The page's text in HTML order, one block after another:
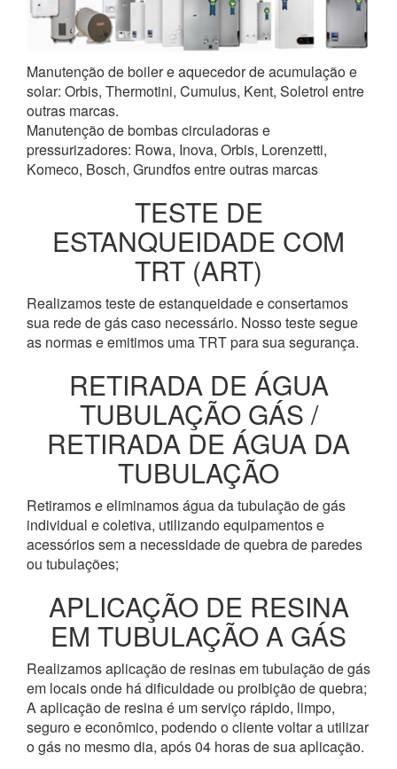
Manutenção de boiler e aquecedor de acumulação e
solar: Orbis, Thermotini, Cumulus, Kent, Soletrol entre
outras marcas.
Manutenção de bombas circuladoras e
pressurizadores: Rowa, Inova, Orbis, Lorenzetti,
Komeco, Bosch, Grundfos entre outras marcas
TESTE DE
ESTANQUEIDADE COM
TRT (ART)
Realizamos teste de estanqueidade e consertamos
sua rede de gás caso necessário. Nosso teste segue
as normas e emitimos uma TRT para sua segurança.
RETIRADA DE ÁGUA
TUBULAÇÃO GÁS /
RETIRADA DE ÁGUA DA
TUBULAÇÃO
Retiramos e eliminamos água da tubulação de gás
individual e coletiva, utilizando equipamentos e
acessórios sem a necessidade de quebra de paredes
ou tubulações;
APLICAÇÃO DE RESINA
EM TUBULAÇÃO A GÁS
Realizamos aplicação de resinas em tubulação de gás
em locais onde há dificuldade ou proibição de quebra;
A aplicação de resina é um serviço rápido, limpo,
seguro e econômico, podendo o cliente voltar a utilizar
o gás no mesmo dia, após 04 horas de sua aplicação.